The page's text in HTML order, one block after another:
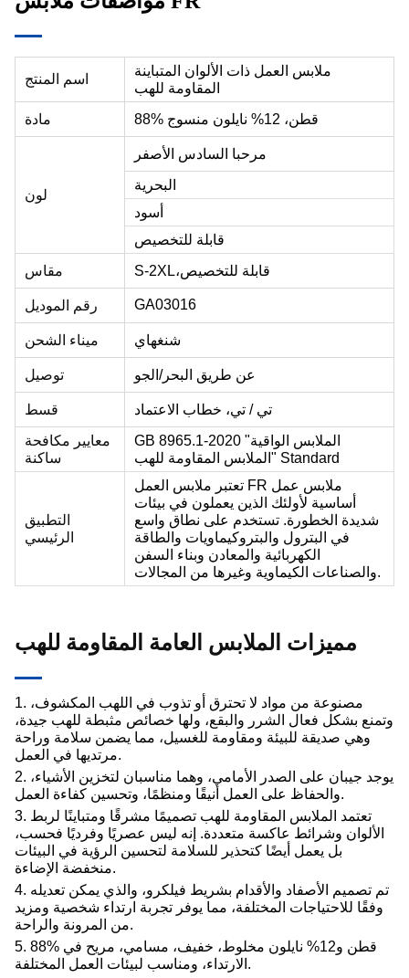
اسم المنتج
ملابس العمل ذات الألوان المتباينة
المقاومة للهب
مادة
88% قطن، 12% نايلون منسوج
لون
مرحبا السادس الأصفر
البحرية
أسود
قابلة للتخصيص
مقاس
S-2XL،قابلة للتخصيص
رقم الموديل GA03016
ميناء الشحن شنغهاي
توصيل عن طريق البحر/الجو
قسط
تي / تي، خطاب الاعتماد
معايير مكافحة
ساكنة
GB 8965.1-2020 "الملابس الواقية
الملابس المقاومة للهب" Standard
التطبيق
الرئيسي
تعتبر ملابس العمل FR ملابس عمل
أساسية لأولئك الذين يعملون في بيئات
شديدة الخطورة. تستخدم على نطاق واسع
في البترول والبتروكيماويات والطاقة
الكهربائية والمعادن وبناء السفن
والصناعات الكيماوية وغيرها من المجالات.
مميزات الملابس العامة المقاومة للهب
1. مصنوعة من مواد لا تحترق أو تذوب في اللهب المكشوف،
وتمنع بشكل فعال الشرر والبقع، ولها خصائص مثبطة للهب جيدة،
وهي صديقة للبيئة ومقاومة للغسيل، مما يضمن سلامة وراحة
مرتديها في العمل.
2. يوجد جيبان على الصدر الأمامي، وهما مناسبان لتخزين الأشياء،
والحفاظ على العمل أنيقًا ومنظمًا، وتحسين كفاءة العمل.
3. تعتمد الملابس المقاومة للهب تصميمًا مشرقًا ومتباينًا لربط
الألوان وشرائط عاكسة متعددة. إنه ليس عصريًا وفرديًا فحسب،
بل يعمل أيضًا كتحذير للسلامة لتحسين الرؤية في البيئات
منخفضة الإضاءة.
4. تم تصميم الأصفاد والأقدام بشريط فيلكرو، والذي يمكن تعديله
وفقًا للاحتياجات المختلفة، مما يوفر تجربة ارتداء شخصية ومزيد
من المرونة والراحة.
5. 88% قطن و12% نايلون مخلوط، خفيف، مسامي، مريح في
الارتداء، ومناسب لبيئات العمل المختلفة.